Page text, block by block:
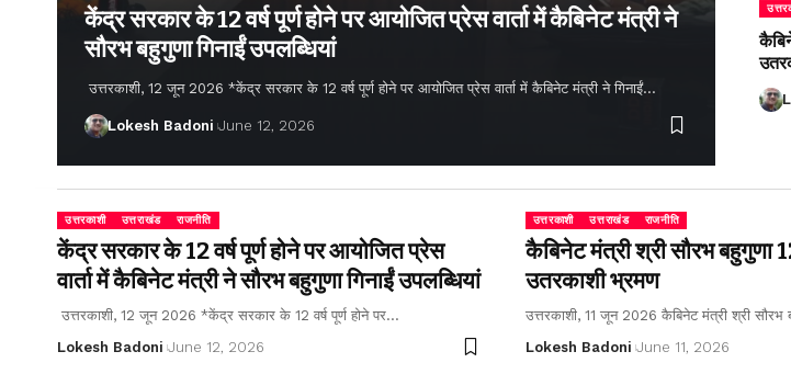
केंद्र सरकार के 12 वर्ष पूर्ण होने पर आयोजित प्रेस वार्ता में कैबिनेट मंत्री ने
सौरभ बहुगुणा गिनाईं उपलब्धियां
उत्तरकाशी, 12 जून 2026 *केंद्र सरकार के 12 वर्ष पूर्ण होने पर आयोजित प्रेस वार्ता में कैबिनेट मंत्री ने गिनाईं…
Lokesh Badoni June 12, 2026
उत्तरकाशी उत्तराखंड राजनीति
केंद्र सरकार के 12 वर्ष पूर्ण होने पर आयोजित प्रेस
वार्ता में कैबिनेट मंत्री ने सौरभ बहुगुणा गिनाईं उपलब्धियां
उत्तरकाशी, 12 जून 2026 *केंद्र सरकार के 12 वर्ष पूर्ण होने पर…
Lokesh Badoni June 12, 2026
उत्तरकाशी उत्तराखंड राजनीति
कैबिनेट मंत्री श्री सौरभ
उतरकाशी भ्रमण
उत्तरकाशी, 11 जून 2026 कैबिनेट मंत्री श्री
Lokesh Badoni June 11, 2026